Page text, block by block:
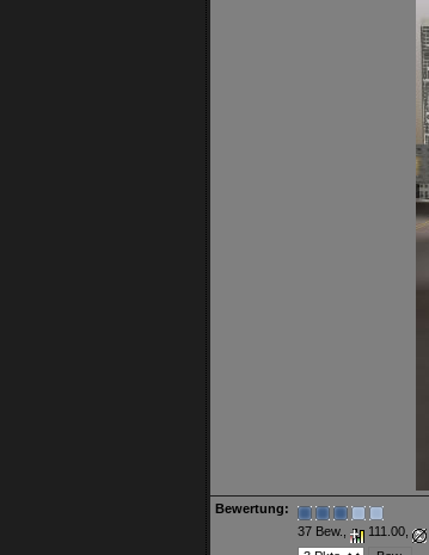
Bewertung:
37 Bew.,
111.00,